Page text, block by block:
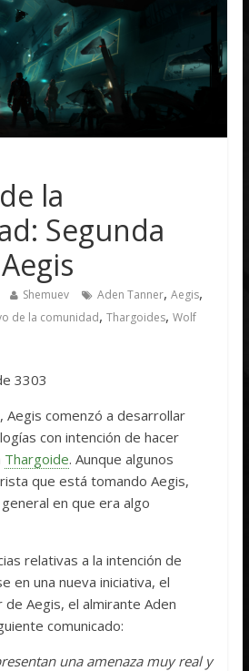
la
Segunda
Shemuev Aden Tanner,Aegis,
de la comunidad,Thargoides,Wolf
3303
Aegis comenzó a desarrollar
con intención de hacer
Thargoide. Aunque algunos
que está tomando Aegis,
en que era algo
relativas a la intención de
en una nueva iniciativa, el
Aegis, el almirante Aden
comunicado:
una amenaza muy real y